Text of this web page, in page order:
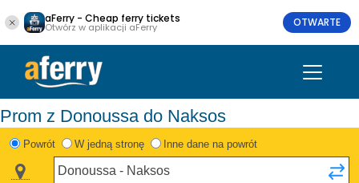
aFerry - Cheap ferry tickets
Otwórz w aplikacji aFerry OTWARTE
Prom z Donoussa do Naksos
Powrót W jedną stronę Inne dane na powrót